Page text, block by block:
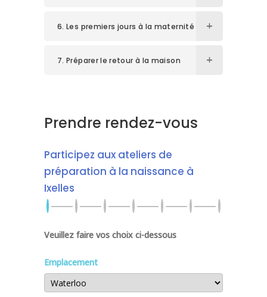
6. Les premiers jours à la maternité
7. Préparer le retour à la maison
Prendre rendez-vous
Participez aux ateliers de
préparation à la naissance à
Ixelles
Veuillez faire vos choix ci-dessous
Emplacement